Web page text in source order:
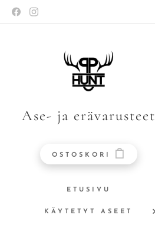
Ase- ja erävarusteet
OSTOSKORI
ETUSIVU
KÄYTETYT ASEET